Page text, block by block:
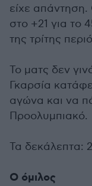
είχε
στο +21 για το
της τρίτης
Το ματς δεν
Γκαρσία
αγώνα και να
Προολυμπιακό.
Τα δεκάλεπτα:
Ο όμιλος